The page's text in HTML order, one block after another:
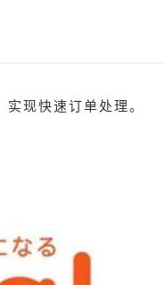
现快速订单处理。